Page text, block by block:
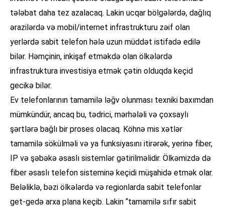
tələbat daha tez azalacaq. Lakin ucqar bölgələrdə, dağlıq
ərazilərdə və mobil/internet infrastrukturu zəif olan
yerlərdə sabit telefon hələ uzun müddət istifadə edilə
bilər. Həmçinin, inkişaf etməkdə olan ölkələrdə
infrastruktura investisiya etmək çətin olduqda keçid
gecikə bilər.
Ev telefonlarının tamamilə ləğv olunması texniki baxımdan
mümkündür, ancaq bu, tədrici, mərhələli və çoxsaylı
şərtlərə bağlı bir proses olacaq. Köhnə mis xətlər
tamamilə sökülməli və ya funksiyasını itirərək, yerinə fiber,
IP və şəbəkə əsaslı sistemlər gətirilməlidir. Ölkəmizdə də
fiber əsaslı telefon sisteminə keçidi müşahidə etmək olar.
Beləliklə, bəzi ölkələrdə və regionlarda sabit telefonlar
get-gedə arxa plana keçib. Lakin “tamamilə sıfır sabit